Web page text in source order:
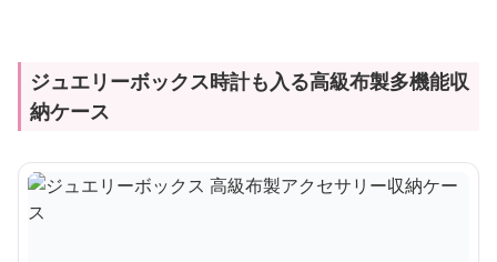
ジュエリーボックス時計も入る高級布製多機能収
納ケース